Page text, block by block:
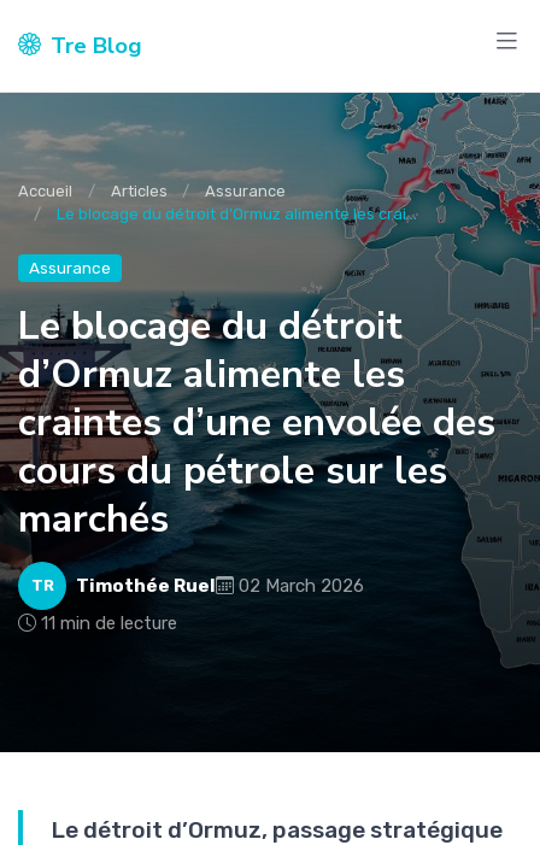
Tre Blog
Accueil Articles
Assurance
Le blocage du détroit d’Ormuz alimente les crai...
Assurance
Le blocage du détroit
d’Ormuz alimente les
craintes d’une envolée des
cours du pétrole sur les
marchés
TR Timothée Ruel
02 March 2026
11 min de lecture
Le détroit d’Ormuz, passage stratégique